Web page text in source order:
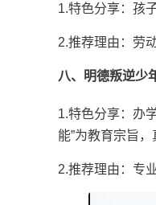
1.特色分享：孩
2.推荐理由：劳
八、明德叛逆少
1.特色分享：办
能”为教育宗旨
2.推荐理由：专